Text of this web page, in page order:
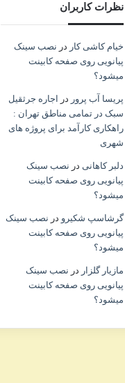
نظرات کاربران
خیام کاشی کار در نصب سینک
پیانویی روی صفحه کابینت
میشود؟
پریسا آب پرور در
اجاره جرثقیل
سبک در تمامی مناطق تهران :
راهکاری کارآمد برای پروژه های
شهری
دلبر کاهانی در نصب سینک
پیانویی روی صفحه کابینت
میشود؟
گرشاسپ شکیرو در نصب سینک
پیانویی روی صفحه کابینت
میشود؟
مازیار گلزار در نصب سینک
پیانویی روی صفحه کابینت
میشود؟